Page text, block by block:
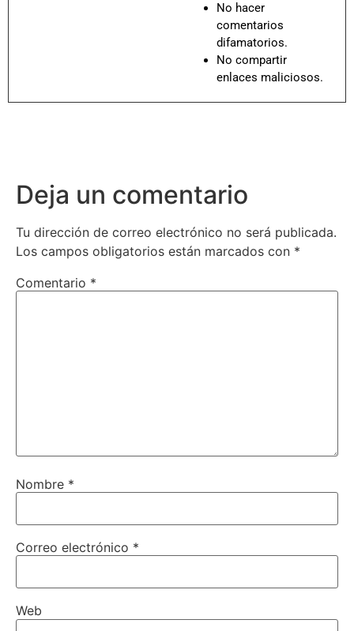
No hacer
comentarios
difamatorios.
No compartir
enlaces maliciosos.
Deja un comentario
Tu dirección de correo electrónico no será publicada.
Los campos obligatorios están marcados con *
Comentario *
Nombre *
Correo electrónico *
Web